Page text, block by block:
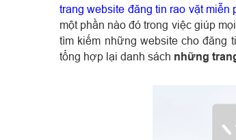
trang website đăng tin rao vặt miễn
một phần nào đó trong việc giúp
tìm kiếm những website cho đăng
tổng hợp lại danh sách những